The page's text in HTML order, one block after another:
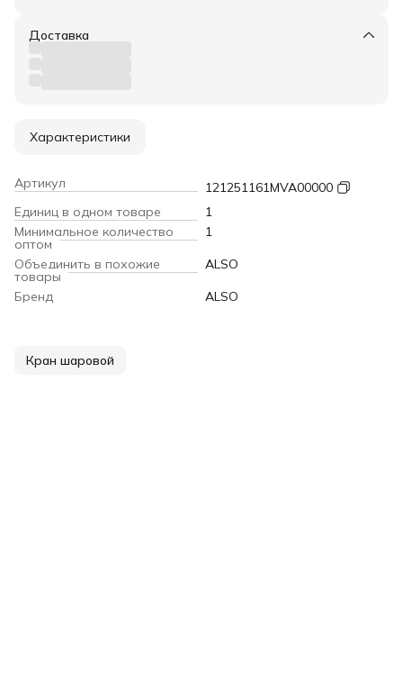
Доставка
Характеристики
Артикул
121251161MVA00000
Единиц в одном товаре
1
Минимальное количество
оптом
1
Объединить в похожие
товары
ALSO
Бренд
ALSO
Кран шаровой